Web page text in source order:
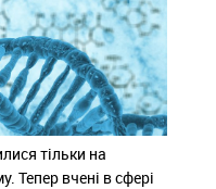
тільки на
Тепер вчені в сфері